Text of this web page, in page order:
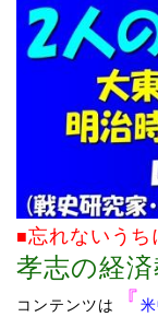
■忘れないう ち
孝志の経
コンテンツは
『